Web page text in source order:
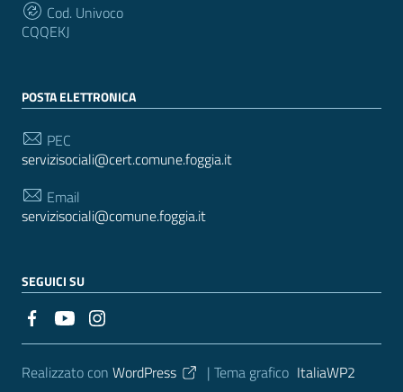
Cod. Univoco
CQQEKJ
POSTA ELETTRONICA
PEC
servizisociali@cert.comune.foggia.it
Email
servizisociali@comune.foggia.it
SEGUICI SU
Sezione Link Utili
Realizzato con WordPress | Tema grafico ItaliaWP2